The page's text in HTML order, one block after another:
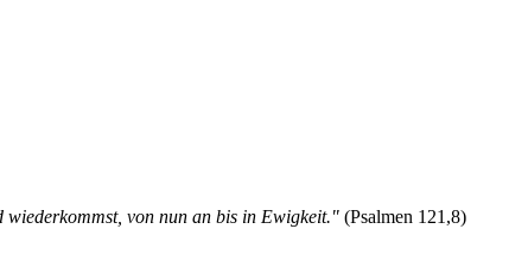
von nun an bis in Ewigkeit." (Psalmen 121,8)